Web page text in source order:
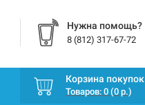
Нужна помощь?
8 (812) 317-67-72
Корзина покупок
Товаров: 0 (0 р.)